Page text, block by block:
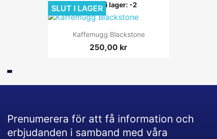
Finns i lager: -2
Kaffemugg Blackstone
250,00 kr
SLUT I LAGER
Prenumerera för att få information och
erbjudanden i samband med våra